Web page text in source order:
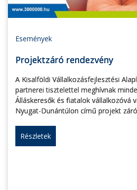
Események
Projektzáró rendezvény
A Kisalföldi Vállalkozásfejlesztési
partnerei tisztelettel meghívnak
Álláskeresők és fiatalok vállalkozóvá
Nyugat-Dunántúlon című projekt
Részletek